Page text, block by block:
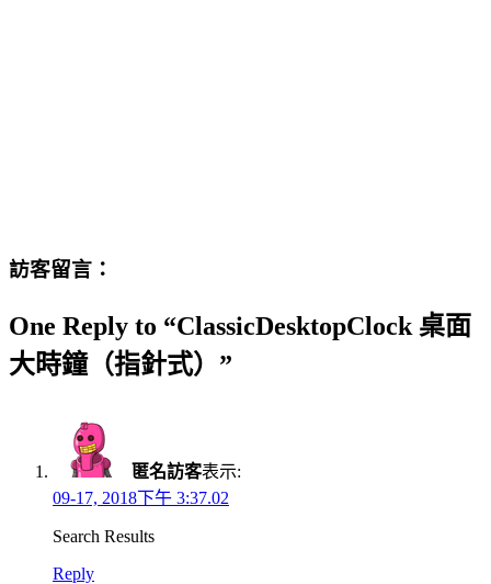
訪客留言：
One Reply to “ClassicDesktopClock 桌面
大時鐘（指針式）”
匿名訪客表示:
09-17, 2018下午 3:37.02
Search Results
Reply